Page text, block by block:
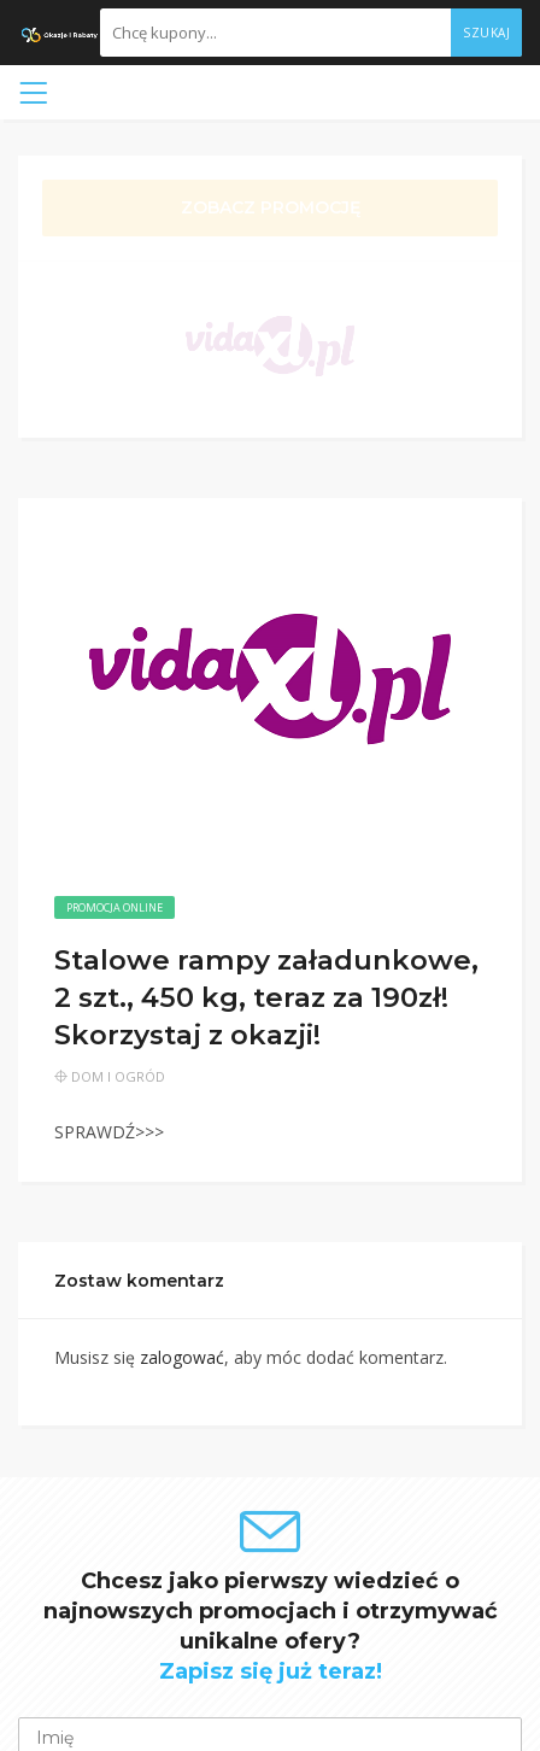
SZUKAJ
ZOBACZ PROMOCJĘ
PROMOCJA ONLINE
Stalowe rampy załadunkowe,
2 szt., 450 kg, teraz za 190zł!
Skorzystaj z okazji!
DOM I OGRÓD
SPRAWDŹ>>>
Zostaw komentarz
Musisz się zalogować, aby móc dodać komentarz.
Chcesz jako pierwszy wiedzieć o
najnowszych promocjach i otrzymywać
unikalne ofery?
Zapisz się już teraz!